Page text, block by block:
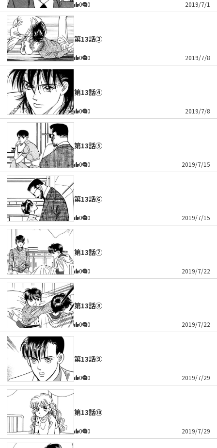
0 0 2019/7/1
第13話③
0 0 2019/7/8
第13話④
0 0 2019/7/8
第13話⑤
0 0 2019/7/15
第13話⑥
0 0 2019/7/15
第13話⑦
0 0 2019/7/22
第13話⑧
0 0 2019/7/22
第13話⑨
0 0 2019/7/29
第13話⑩
0 0 2019/7/29